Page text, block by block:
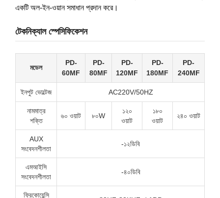
একটি অল-ইন-ওয়ান সমাধান প্রদান করে।
টেকনিক্যাল স্পেসিফিকেশন
মডেল
PD-
60MF
PD-
80MF
PD-
120MF
PD-
180MF
PD-
240MF
ইনপুট ভোল্টেজ AC220V/50HZ
নামমাত্র
শক্তি
৬০ ওয়াট ৮০W
১২০
ওয়াট
১৮০
ওয়াট
২৪০ ওয়াট
AUX
সংবেদনশীলতা
-১২ডিবি
এমআইসি
সংবেদনশীলতা
-৪০ডিবি
ফ্রিকোয়েন্সি